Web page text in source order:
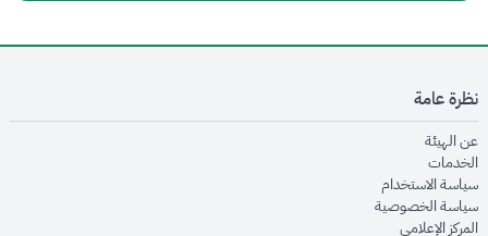
نظرة عامة
عن الهيئةopens in new window
الخدماتopens in new window
سياسة الاستخدام
سياسة الخصوصيةopens in new window
المركز الإعلاميopens in new window